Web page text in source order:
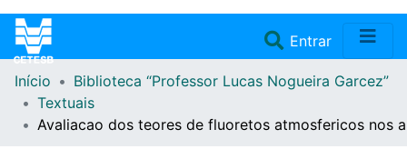
Entrar(current)
Home
Início
Biblioteca “Professor Lucas Nogueira Garcez”
Textuais
Avaliacao dos teores de fluoretos atmosfericos nos